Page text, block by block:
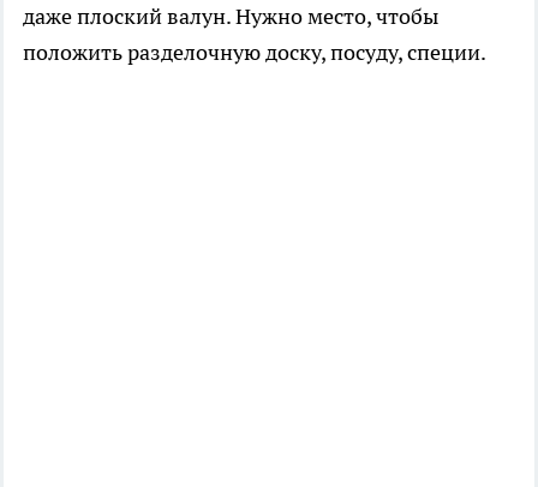
даже плоский валун. Нужно место, чтобы
положить разделочную доску, посуду, специи.